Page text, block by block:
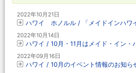
2022年10月21日
ハワイ ホノルル / 「メイドインハワ
2022年10月14日
ハワイ / 10月・11月はメイド・イン・
2022年09月16日
ハワイ / 10月のイベント情報のお知ら